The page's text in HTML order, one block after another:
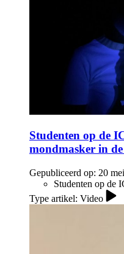
Studenten op de
mondmasker in
Gepubliceerd op: 20
Studenten op de
Type artikel: Video